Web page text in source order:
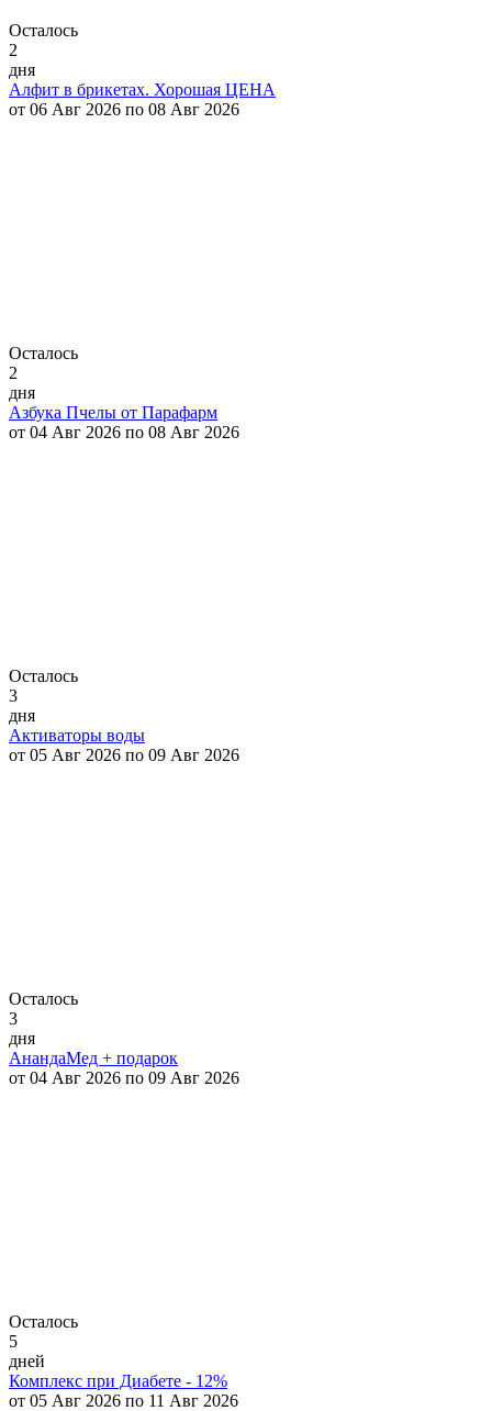
Осталось
2
дня
Алфит в брикетах. Хорошая ЦЕНА
от 06 Авг 2026 по 08 Авг 2026
Осталось
2
дня
Азбука Пчелы от Парафарм
от 04 Авг 2026 по 08 Авг 2026
Осталось
3
дня
Активаторы воды
от 05 Авг 2026 по 09 Авг 2026
Осталось
3
дня
АнандаМед + подарок
от 04 Авг 2026 по 09 Авг 2026
Осталось
5
дней
Комплекс при Диабете - 12%
от 05 Авг 2026 по 11 Авг 2026